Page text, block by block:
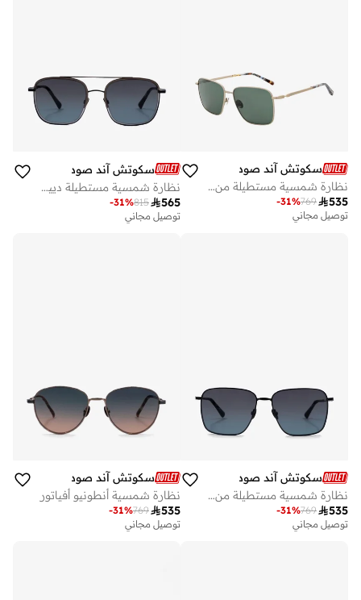
سكوتش آند صودا
نظارة شمسية مستطيلة من إتيان
535
769
-31%
توصيل مجاني
سكوتش آند صودا
نظارة شمسية مستطيلة دييغو
565
815
-31%
توصيل مجاني
سكوتش آند صودا
نظارة شمسية مستطيلة من إتيان
535
769
-31%
توصيل مجاني
سكوتش آند صودا
نظارة شمسية أنطونيو أفياتور
535
769
-31%
توصيل مجاني